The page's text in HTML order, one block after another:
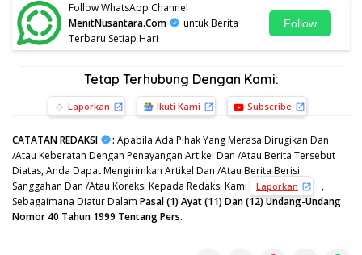
Follow WhatsApp Channel
MenitNusantara.Com
untuk Berita
Terbaru Setiap Hari
Follow
Tetap Terhubung Dengan Kami:
Laporkan Ikuti Kami Subscribe
CATATAN REDAKSI : Apabila Ada Pihak Yang Merasa Dirugikan Dan
/Atau Keberatan Dengan Penayangan Artikel Dan /Atau Berita Tersebut
Diatas, Anda Dapat Mengirimkan Artikel Dan /Atau Berita Berisi
Sanggahan Dan /Atau Koreksi Kepada Redaksi Kami
Laporkan
,
Sebagaimana Diatur Dalam Pasal (1) Ayat (11) Dan (12) Undang-Undang
Nomor 40 Tahun 1999 Tentang Pers.